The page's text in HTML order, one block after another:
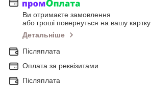
Ви отримаєте замовлення
або гроші повернуться на вашу картку
Детальніше
Післяплата
Оплата за реквізитами
Післяплата